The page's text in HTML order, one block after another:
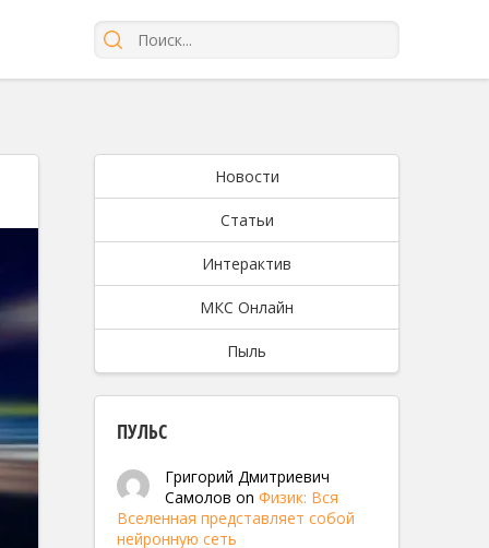
Новости
Статьи
Интерактив
МКС Онлайн
Пыль
ПУЛЬС
Григорий Дмитриевич
Самолов on Физик: Вся
Вселенная представляет собой
нейронную сеть